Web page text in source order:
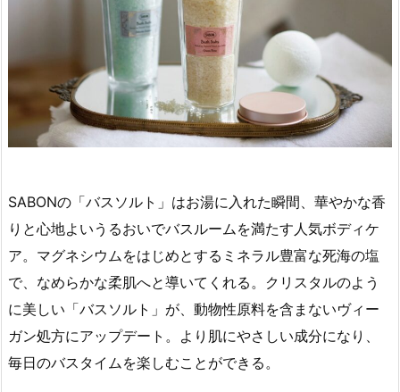
SABONの「バスソルト」はお湯に入れた瞬間、華やかな香
りと心地よいうるおいでバスルームを満たす人気ボディケ
ア。マグネシウムをはじめとするミネラル豊富な死海の塩
で、なめらかな柔肌へと導いてくれる。クリスタルのよう
に美しい「バスソルト」が、動物性原料を含まないヴィー
ガン処方にアップデート。より肌にやさしい成分になり、
毎日のバスタイムを楽しむことができる。